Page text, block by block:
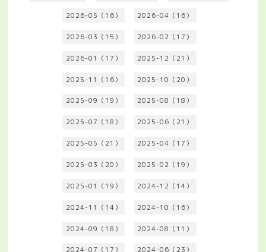
2026-05（16） 2026-04（16）
2026-03（15） 2026-02（17）
2026-01（17） 2025-12（21）
2025-11（16） 2025-10（20）
2025-09（19） 2025-08（18）
2025-07（18） 2025-06（21）
2025-05（21） 2025-04（17）
2025-03（20） 2025-02（19）
2025-01（19） 2024-12（14）
2024-11（14） 2024-10（16）
2024-09（18） 2024-08（11）
2024-07（17） 2024-06（23）